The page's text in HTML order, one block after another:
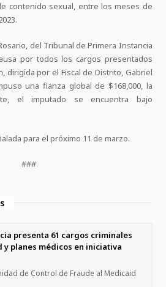
contenido sexual, entre los meses de
del Tribunal de Primera Instancia
por todos los cargos presentados
dirigida por el Fiscal de Distrito, Gabriel
una fianza global de $168,000, la
el imputado se encuentra bajo
para el próximo 11 de marzo.
###
presenta 61 cargos criminales
planes médicos en iniciativa
de Control de Fraude al Medicaid